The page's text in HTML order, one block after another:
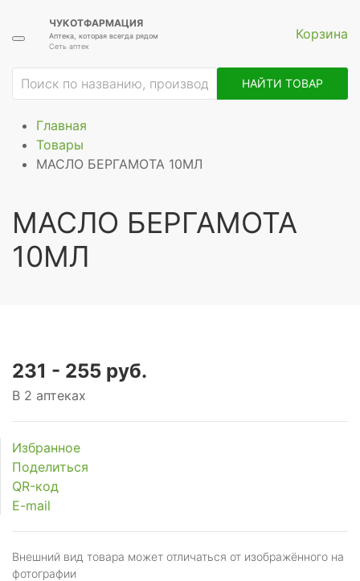
ЧУКОТФАРМАЦИЯ
Аптека, которая всегда рядом
Сеть аптек
Корзина
НАЙТИ ТОВАР
Главная
Товары
МАСЛО БЕРГАМОТА 10МЛ
МАСЛО БЕРГАМОТА
10МЛ
231 - 255 руб.
В 2 аптеках
Избранное
Поделиться
QR-код
E-mail
Внешний вид товара может отличаться от изображённого на
фотографии